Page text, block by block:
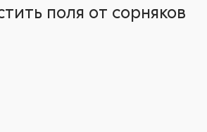
поля от сорняков